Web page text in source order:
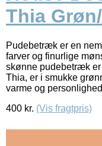
Thia
Pudebetræk er en
farver og finurlige
skønne pudebetræk
Thia, er i smukke
varme og
400 kr. (Vis fragtpris)